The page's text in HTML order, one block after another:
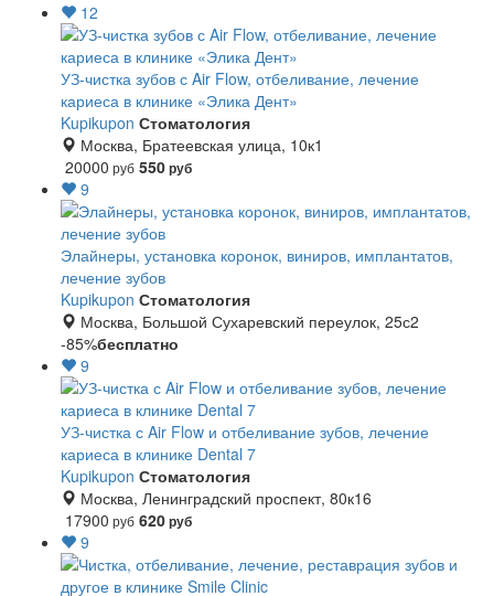
12
УЗ-чистка зубов с Air Flow, отбеливание, лечение
кариеса в клинике «Элика Дент»
Kupikupon Стоматология
Москва, Братеевская улица, 10к1
20000 руб 550руб
9
Элайнеры, установка коронок, виниров, имплантатов,
лечение зубов
Kupikupon Стоматология
Москва, Большой Сухаревский переулок, 25с2
-85%бесплатно
9
УЗ-чистка с Air Flow и отбеливание зубов, лечение
кариеса в клинике Dental 7
Kupikupon Стоматология
Москва, Ленинградский проспект, 80к16
17900 руб 620руб
9